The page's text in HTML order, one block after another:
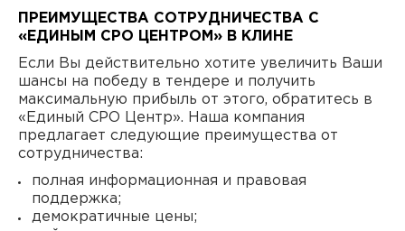
ПРЕИМУЩЕСТВА СОТРУДНИЧЕСТВА С
«ЕДИНЫМ СРО ЦЕНТРОМ» В КЛИНЕ
Если Вы действительно хотите увеличить Ваши
шансы на победу в тендере и получить
максимальную прибыль от этого, обратитесь в
«Единый СРО Центр». Наша компания
предлагает следующие преимущества от
сотрудничества:
полная информационная и правовая
поддержка;
демократичные цены;